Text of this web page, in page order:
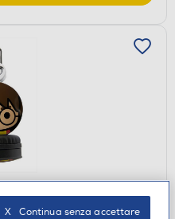
X   Continua senza accettare